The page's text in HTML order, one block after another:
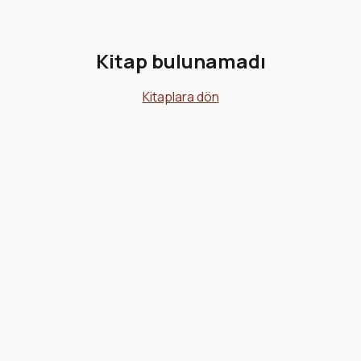
Kitap bulunamadı
Kitaplara dön